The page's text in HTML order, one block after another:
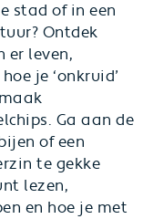
stad of in een
Ontdek
er leven,
je ‘onkruid’
Ga aan de
of een
te gekke
lezen,
en hoe je met